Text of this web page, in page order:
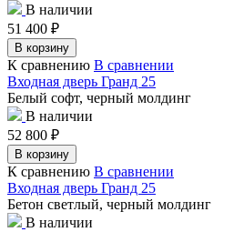
В наличии
51 400 ₽
В корзину
К сравнению В сравнении
Входная дверь Гранд 25
Белый софт, черный молдинг
В наличии
52 800 ₽
В корзину
К сравнению В сравнении
Входная дверь Гранд 25
Бетон светлый, черный молдинг
В наличии